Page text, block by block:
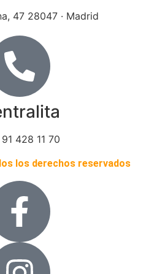
47 28047 · Madrid
428 11 70
los derechos reservados